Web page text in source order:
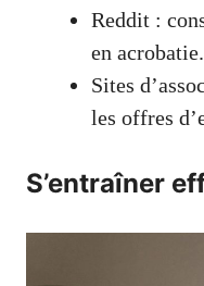
Reddit :
en acrobatie.
Sites
les offres
S’entraîner